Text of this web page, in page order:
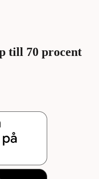
till 70 procent